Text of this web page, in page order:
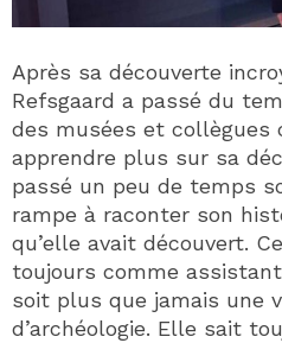
Après sa découverte
Refsgaard a passé du
des musées et collègues
apprendre plus sur sa
passé un peu de temps
rampe à raconter son
qu’elle avait découvert.
toujours comme
soit plus que jamais une
d’archéologie. Elle sait